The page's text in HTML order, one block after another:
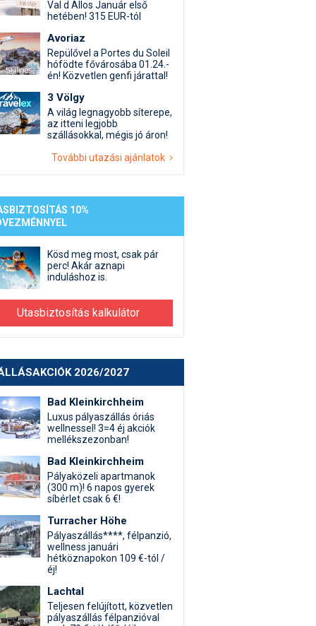
Termékkereső
egyéb síeléshez kapcsolódó téma
kapcsolatos kérdések és válaszok
beszélgetések
Val d Allos Január első
hetében! 315 EUR-tól
Avoriaz
Repülővel a Portes du Soleil
hófödte fővárosába 01.24.-
én! Közvetlen genfi járattal!
3 Völgy
A világ legnagyobb síterepe,
az itteni legjobb
szállásokkal, mégis jó áron!
További utazási ajánlatok
10%
Kösd meg most, csak pár
perc! Akár aznapi
induláshoz is.
Utasbiztosítás kalkulátor
2026/2027
Bad Kleinkirchheim
Luxus pályaszállás óriás
wellnessel! 3=4 éj akciók
mellékszezonban!
Bad Kleinkirchheim
Pályaközeli apartmanok
(300 m)! 6 napos gyerek
síbérlet csak 6 €!
Turracher Höhe
Pályaszállás****, félpanzió,
wellness januári
hétköznapokon 109 €-tól /
éj!
Lachtal
Teljesen felújított, közvetlen
pályaszállás félpanzióval